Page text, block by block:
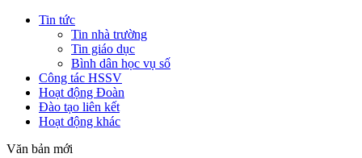
Tin tức
Tin nhà trường
Tin giáo dục
Bình dân học vụ số
Công tác HSSV
Hoạt động Đoàn
Đào tạo liên kết
Hoạt động khác
Văn bản mới